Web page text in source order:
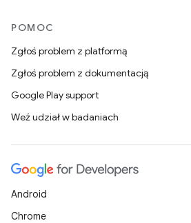
POMOC
Zgłoś problem z platformą
Zgłoś problem z dokumentacją
Google Play support
Weź udział w badaniach
Android
Chrome